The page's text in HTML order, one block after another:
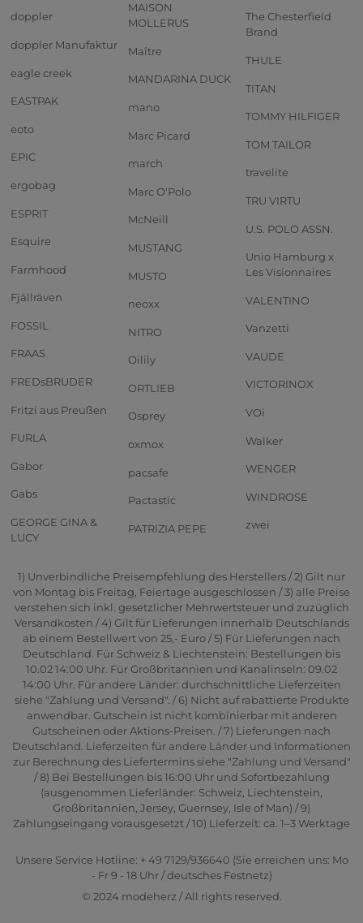
doppler
doppler Manufaktur
eagle creek
EASTPAK
eoto
EPIC
ergobag
ESPRIT
Esquire
Farmhood
Fjällräven
FOSSIL
FRAAS
FREDsBRUDER
Fritzi aus Preußen
FURLA
Gabor
Gabs
GEORGE GINA &
LUCY
MAISON
MOLLERUS
Maître
MANDARINA DUCK
mano
Marc Picard
march
Marc O'Polo
McNeill
MUSTANG
MUSTO
neoxx
NITRO
Oilily
ORTLIEB
Osprey
oxmox
pacsafe
Pactastic
PATRIZIA PEPE
The Chesterfield
Brand
THULE
TITAN
TOMMY HILFIGER
TOM TAILOR
travelite
TRU VIRTU
U.S. POLO ASSN.
Unio Hamburg x
Les Visionnaires
VALENTINO
Vanzetti
VAUDE
VICTORINOX
VOi
Walker
WENGER
WINDROSE
zwei
1) Unverbindliche Preisempfehlung des Herstellers / 2) Gilt nur
von Montag bis Freitag, Feiertage ausgeschlossen / 3) alle Preise
verstehen sich inkl. gesetzlicher Mehrwertsteuer und zuzüglich
Versandkosten / 4) Gilt für Lieferungen innerhalb Deutschlands
ab einem Bestellwert von 25,- Euro / 5) Für Lieferungen nach
Deutschland. Für Schweiz & Liechtenstein: Bestellungen bis
10.02 14:00 Uhr. Für Großbritannien und Kanalinseln: 09.02
14:00 Uhr. Für andere Länder: durchschnittliche Lieferzeiten
siehe "Zahlung und Versand". / 6) Nicht auf rabattierte Produkte
anwendbar. Gutschein ist nicht kombinierbar mit anderen
Gutscheinen oder Aktions-Preisen. / 7) Lieferungen nach
Deutschland. Lieferzeiten für andere Länder und Informationen
zur Berechnung des Liefertermins siehe "Zahlung und Versand"
/ 8) Bei Bestellungen bis 16:00 Uhr und Sofortbezahlung
(ausgenommen Lieferländer: Schweiz, Liechtenstein,
Großbritannien, Jersey, Guernsey, Isle of Man) / 9)
Zahlungseingang vorausgesetzt / 10) Lieferzeit: ca. 1–3 Werktage
Unsere Service Hotline: + 49 7129/936640 (Sie erreichen uns: Mo
- Fr 9 - 18 Uhr / deutsches Festnetz)
© 2024 modeherz / All rights reserved.